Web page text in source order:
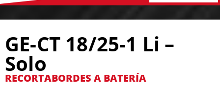
GE-CT 18/25-1 Li –
Solo
RECORTABORDES A BATERÍA